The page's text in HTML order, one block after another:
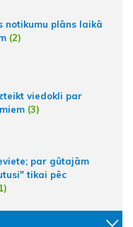
notikumu plāns laikā
(2)
viedokli par
(3)
par gūtajām
tikai pēc